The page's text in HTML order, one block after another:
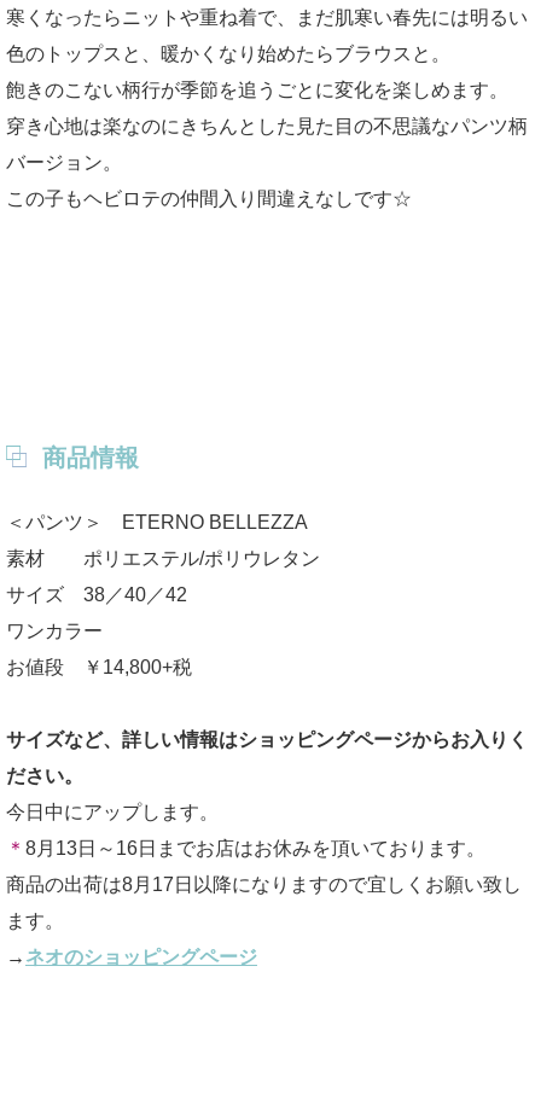
寒くなったらニットや重ね着で、まだ肌寒い春先には明るい
色のトップスと、暖かくなり始めたらブラウスと。
飽きのこない柄行が季節を追うごとに変化を楽しめます。
穿き心地は楽なのにきちんとした見た目の不思議なパンツ柄
バージョン。
この子もヘビロテの仲間入り間違えなしです☆
商品情報
＜パンツ＞ ETERNO BELLEZZA
素材 ポリエステル/ポリウレタン
サイズ 38／40／42
ワンカラー
お値段 ￥14,800+税
サイズなど、詳しい情報はショッピングページからお入りく
ださい。
今日中にアップします。
＊ 8月13日～16日までお店はお休みを頂いております。
商品の出荷は8月17日以降になりますので宜しくお願い致し
ます。
→ ネオのショッピングページ